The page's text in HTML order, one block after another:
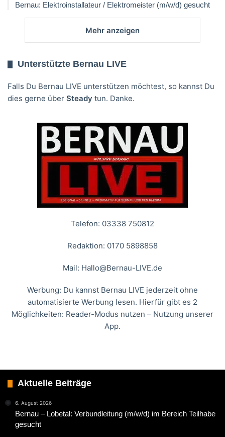
Bernau: Elektroinstallateur / Elektromeister (m/w/d) gesucht
Mehr anzeigen
Unterstützte Bernau LIVE
Falls Du Bernau LIVE unterstützen möchtest, so kannst Du
dies gerne über Steady tun. Danke.
Telefon: 03338 750812
Redaktion: 0170 5898858
Mail: Hallo@Bernau-LIVE.de
Werbung: Du kannst Bernau LIVE jederzeit ohne
automatisierte Werbung lesen. Hierfür gibt es 2
Möglichkeiten: Reader-Modus nutzen – Nutzung unserer
App.
Aktuelle Beiträge
6. August 2026
Bernau – Lobetal: Verbundleitung (m/w/d) im Bereich Teilhabe
gesucht